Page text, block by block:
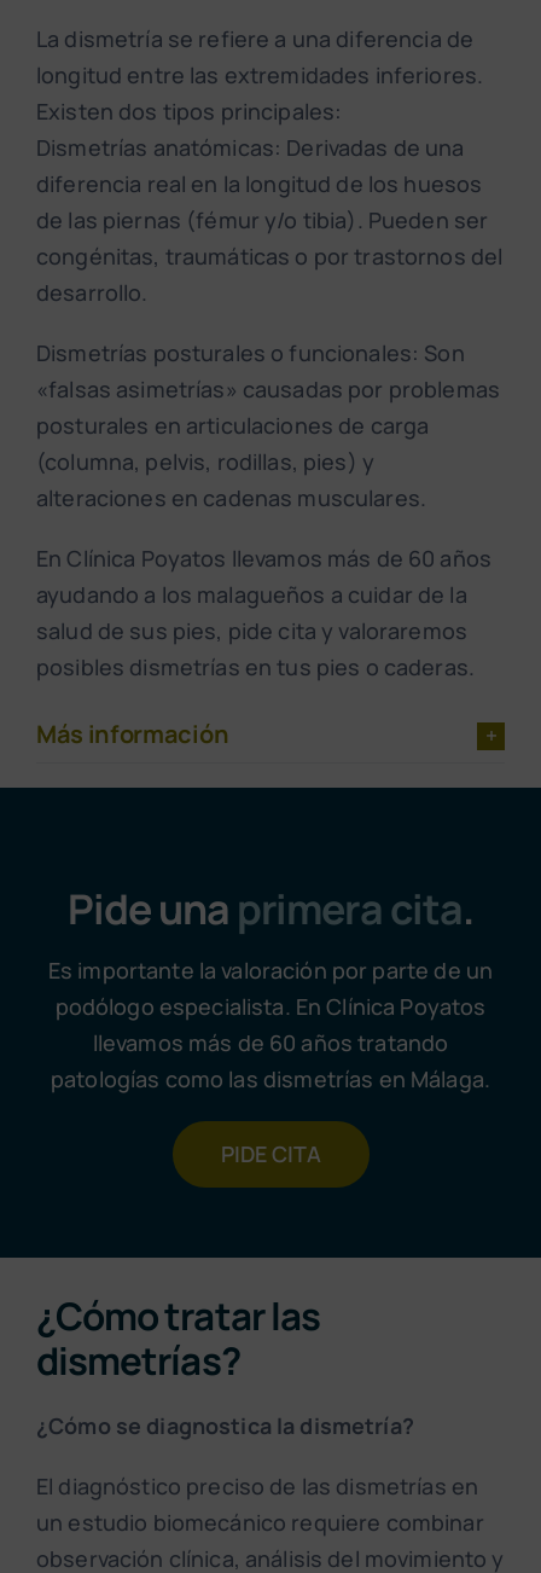
La dismetría se refiere a una diferencia de
longitud entre las extremidades inferiores.
Existen dos tipos principales:
Dismetrías anatómicas: Derivadas de una
diferencia real en la longitud de los huesos
de las piernas (fémur y/o tibia). Pueden ser
congénitas, traumáticas o por trastornos del
desarrollo.
Dismetrías posturales o funcionales: Son
«falsas asimetrías» causadas por problemas
posturales en articulaciones de carga
(columna, pelvis, rodillas, pies) y
alteraciones en cadenas musculares.
En Clínica Poyatos llevamos más de 60 años
ayudando a los malagueños a cuidar de la
salud de sus pies, pide cita y valoraremos
posibles dismetrías en tus pies o caderas.
Más información
Pide unaprimera cita.
Es importante la valoración por parte de un
podólogo especialista. En Clínica Poyatos
llevamos más de 60 años tratando
patologías como las dismetrías en Málaga.
PIDE CITA
¿Cómo tratar las
dismetrías?
¿Cómo se diagnostica la dismetría?
El diagnóstico preciso de las dismetrías en
un estudio biomecánico requiere combinar
observación clínica, análisis del movimiento y